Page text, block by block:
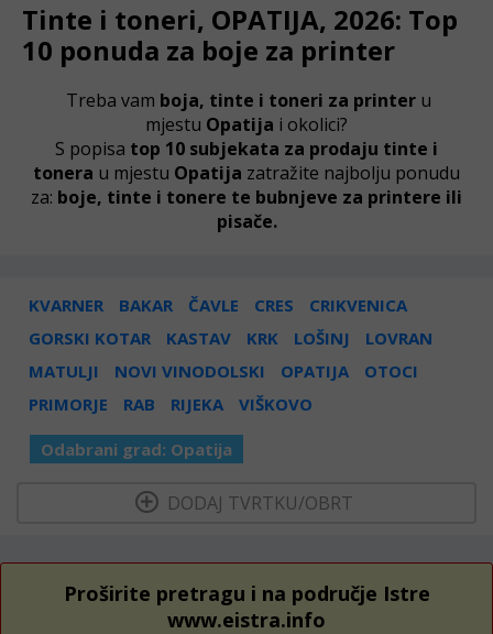
Tinte i toneri, OPATIJA, 2026: Top
10 ponuda za boje za printer
Treba vam boja, tinte i toneri za printer u
mjestu Opatija i okolici?
S popisa top 10 subjekata za prodaju tinte i
tonera u mjestu Opatija zatražite najbolju ponudu
za: boje, tinte i tonere te bubnjeve za printere ili
pisače.
KVARNER BAKAR ČAVLE CRES
CRIKVENICA
GORSKI KOTAR
KASTAV KRK LOŠINJ
LOVRAN
MATULJI
NOVI VINODOLSKI OPATIJA
OTOCI
PRIMORJE
RAB RIJEKA VIŠKOVO
Odabrani grad: Opatija
DODAJ TVRTKU/OBRT
Proširite pretragu i na područje Istre
www.eistra.info